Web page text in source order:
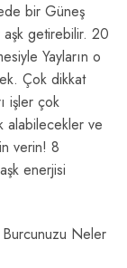
bir Güneş
aşk getirebilir. 20
Yayların o
Çok dikkat
işler çok
alabilecekler ve
verin! 8
enerjisi
Neler